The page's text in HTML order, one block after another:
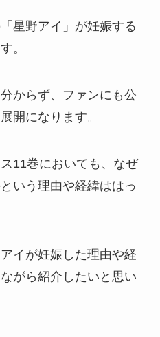
星野アイ」が妊娠する
。
からず、ファンにも公
開になります。
11巻においても、なぜ
いう理由や経緯ははっ
イが妊娠した理由や経
がら紹介したいと思い